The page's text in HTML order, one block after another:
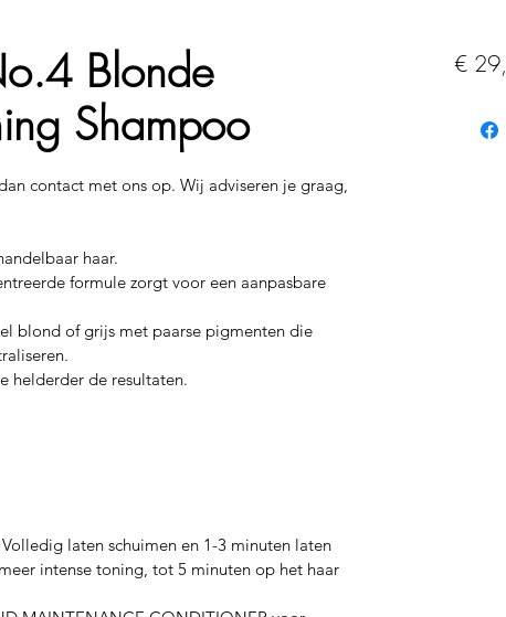
Blonde
Shampoo
contact met ons op. Wij adviseren je graag,
haar.
formule zorgt voor een aanpasbare
blond of grijs met paarse pigmenten die
helderder de resultaten.
laten schuimen en 1-3 minuten laten
intense toning, tot 5 minuten op het haar
€